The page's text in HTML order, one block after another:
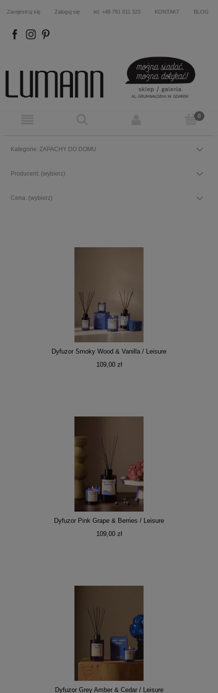
Zarejestruj się Zaloguj się tel. +48 791 011 323 KONTAKT BLOG
FB IN P
Kategorie: ZAPACHY DO DOMU
Producent: (wybierz)
Cena: (wybierz)
Dyfuzor Smoky Wood & Vanilla / Leisure
109,00 zł
Dyfuzor Pink Grape & Berries / Leisure
109,00 zł
Dyfuzor Grey Amber & Cedar / Leisure